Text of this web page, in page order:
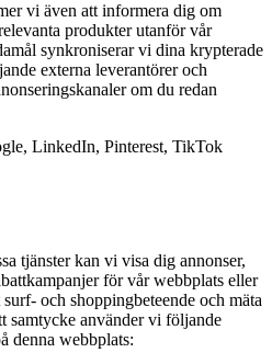
vi även att informera dig om
produkter utanför vår
synkroniserar vi dina krypterade
externa leverantörer och
om du redan
LinkedIn, Pinterest, TikTok
tjänster kan vi visa dig annonser,
för vår webbplats eller
och shoppingbeteende och mäta
samtycke använder vi följande
denna webbplats: